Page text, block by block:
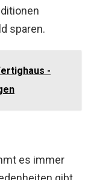
sparen.
-
es immer